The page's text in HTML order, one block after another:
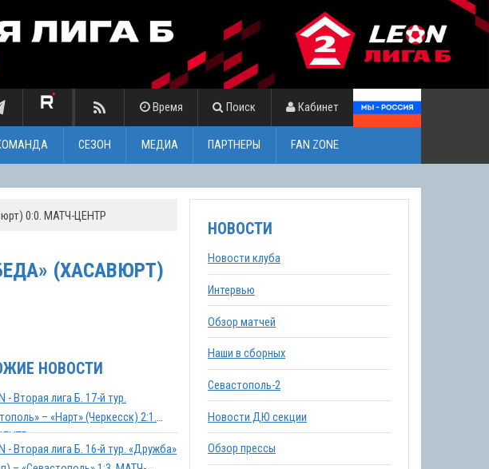
Время Поиск Кабинет
СЕЗОН МЕДИА ПАРТНЕРЫ FAN ZONE
0:0. МАТЧ-ЦЕНТР
(ХАСАВЮРТ)
НОВОСТИ
- Вторая лига Б. 17-й тур.
– «Нарт» (Черкесск) 2:1.
- Вторая лига Б. 16-й тур. «Дружба»
НОВОСТИ
Новости клуба
Интервью
Обзор матчей
Наши в сборных
Севастополь-2
Новости ДЮ секции
Обзор прессы